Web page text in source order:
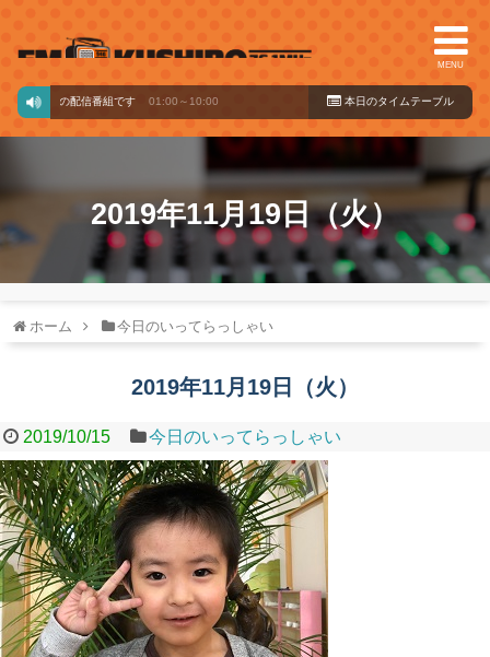
MENU
ドからの配信番組です 01:00～10:00 本日のタイ ムテーブル
2019年11月19日（火）
ホーム 今日のいってらっしゃい
2019年11月19日（火）
2019/10/15 今日のいってらっしゃい